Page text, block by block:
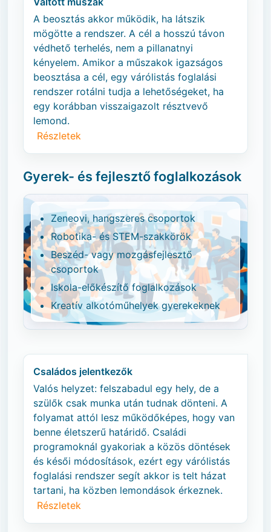
A beosztás akkor működik, ha látszik
mögötte a rendszer. A cél a hosszú távon
védhető terhelés, nem a pillanatnyi
kényelem. Amikor a műszakok igazságos
beosztása a cél, egy várólistás foglalási
rendszer rotálni tudja a lehetőségeket, ha
egy korábban visszaigazolt résztvevő
lemond.
Részletek
Gyerek- és fejlesztő foglalkozások
Zeneovi, hangszeres csoportok
Robotika- és STEM-szakkörök
Beszéd- vagy mozgásfejlesztő
csoportok
Iskola-előkészítő foglalkozások
Kreatív alkotóműhelyek gyerekeknek
Családos jelentkezők
Valós helyzet: felszabadul egy hely, de a
szülők csak munka után tudnak dönteni. A
folyamat attól lesz működőképes, hogy van
benne életszerű határidő. Családi
programoknál gyakoriak a közös döntések
és késői módosítások, ezért egy várólistás
foglalási rendszer segít akkor is telt házat
tartani, ha közben lemondások érkeznek.
Részletek